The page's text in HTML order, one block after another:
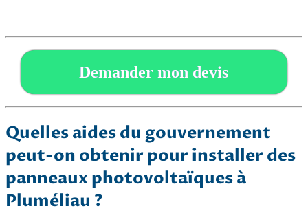
Demander mon devis
Quelles aides du gouvernement
peut-on obtenir pour installer des
panneaux photovoltaïques à
Pluméliau ?